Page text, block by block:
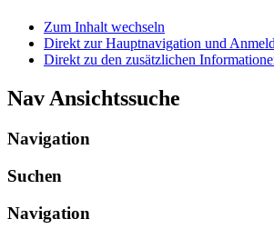
Zum Inhalt wechseln
Direkt zur Hauptnavigation und
Direkt zu den zusätzlichen
Nav Ansichtssuche
Navigation
Suchen
Navigation